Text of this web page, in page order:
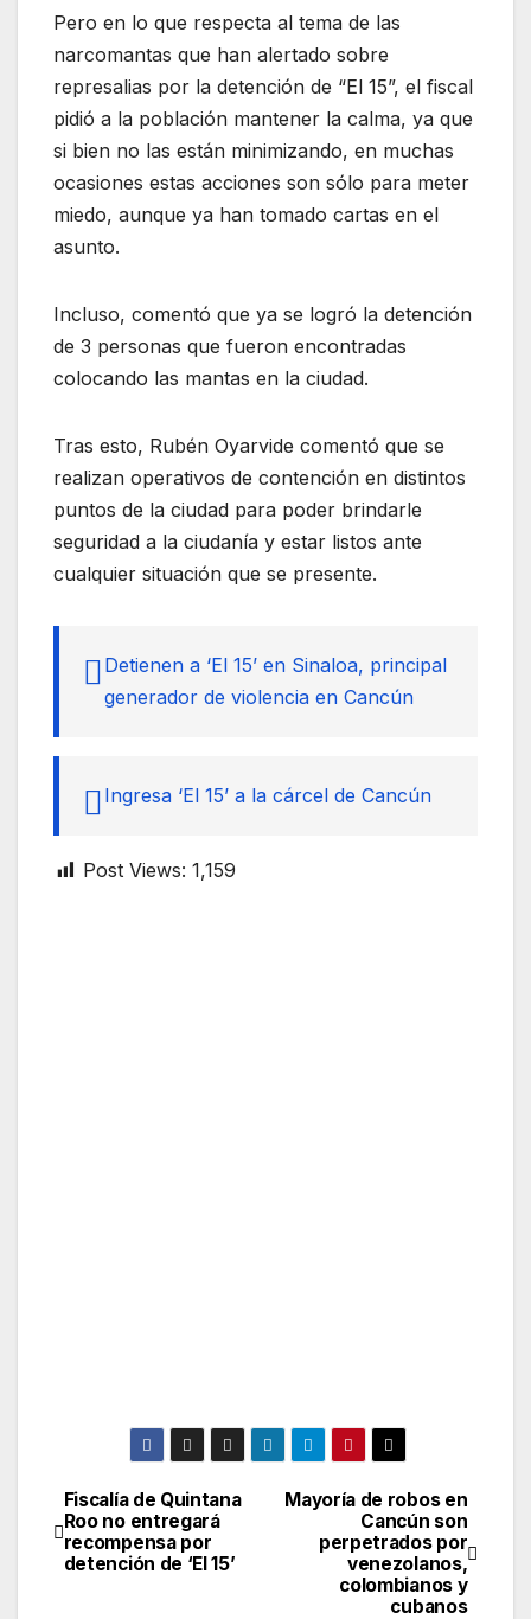
Pero en lo que respecta al tema de las
narcomantas que han alertado sobre
represalias por la detención de “El 15”, el fiscal
pidió a la población mantener la calma, ya que
si bien no las están minimizando, en muchas
ocasiones estas acciones son sólo para meter
miedo, aunque ya han tomado cartas en el
asunto.
Incluso, comentó que ya se logró la detención
de 3 personas que fueron encontradas
colocando las mantas en la ciudad.
Tras esto, Rubén Oyarvide comentó que se
realizan operativos de contención en distintos
puntos de la ciudad para poder brindarle
seguridad a la ciudanía y estar listos ante
cualquier situación que se presente.
Detienen a ‘El 15’ en Sinaloa, principal
generador de violencia en Cancún
Ingresa ‘El 15’ a la cárcel de Cancún
Post Views: 1,159
Post
navigation
Mayoría de robos en
Cancún son
perpetrados por
venezolanos,
colombianos y
cubanos
Fiscalía de Quintana
Roo no entregará
recompensa por
detención de ‘El 15’